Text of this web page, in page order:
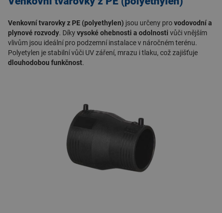
Venkovní tvarovky z PE (polyethylen) jsou určeny provodovodní a
plynové rozvody. Díkyvysoké ohebnosti a odolnosti vůči vnějším
vlivům jsou ideální pro podzemní instalace v náročném terénu.
Polyetylen je stabilní vůči UV záření, mrazu i tlaku, což zajišťuje
dlouhodobou funkčnost.